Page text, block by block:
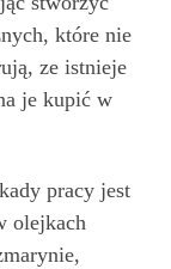
które nie
ze istnieje
je kupić w
pracy jest
olejkach